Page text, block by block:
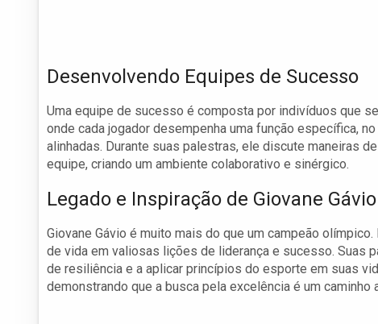
Desenvolvendo Equipes de Sucesso
Uma equipe de sucesso é composta por indivíduos que
onde cada jogador desempenha uma função específica,
alinhadas. Durante suas palestras, ele discute maneiras
equipe, criando um ambiente colaborativo e sinérgico.
Legado e Inspiração de Giovane Gávio
Giovane Gávio é muito mais do que um campeão
de vida em valiosas lições de liderança e sucesso. Suas
de resiliência e a aplicar princípios do esporte em suas
demonstrando que a busca pela excelência é um caminho